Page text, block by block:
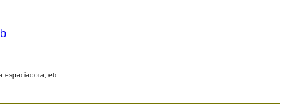
espaciadora, etc